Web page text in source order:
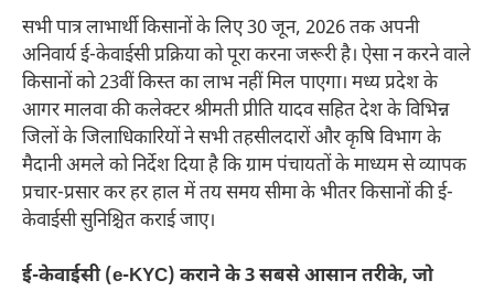
सभी पात्र लाभार्थी किसानों के लिए 30 जून, 2026 तक अपनी
अनिवार्य ई-केवाईसी प्रक्रिया को पूरा करना जरूरी है। ऐसा न करने वाले
किसानों को 23वीं किस्त का लाभ नहीं मिल पाएगा। मध्य प्रदेश के
आगर मालवा की कलेक्टर श्रीमती प्रीति यादव सहित देश के विभिन्न
जिलों के जिलाधिकारियों ने सभी तहसीलदारों और कृषि विभाग के
मैदानी अमले को निर्देश दिया है कि ग्राम पंचायतों के माध्यम से व्यापक
प्रचार-प्रसार कर हर हाल में तय समय सीमा के भीतर किसानों की ई-
केवाईसी सुनिश्चित कराई जाए।
ई-केवाईसी (e-KYC) कराने के 3 सबसे आसान तरीके, जो